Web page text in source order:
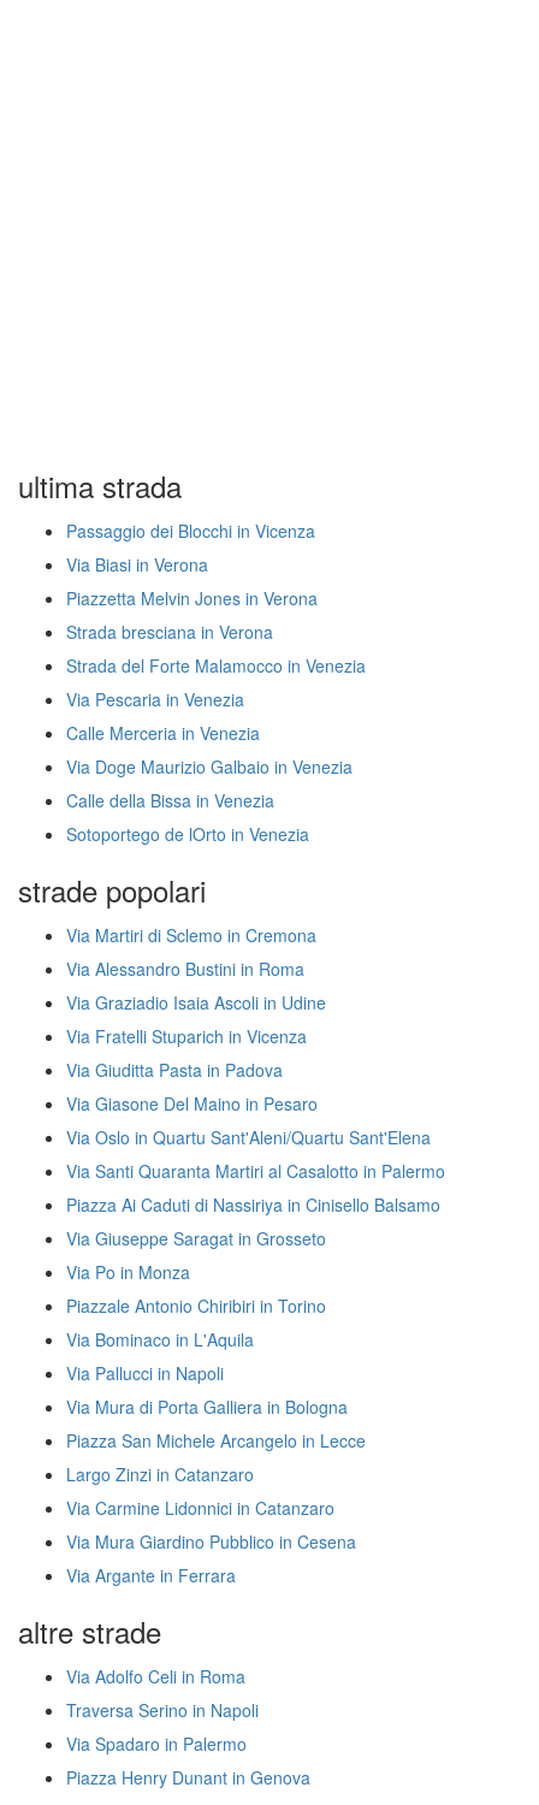
ultima strada
Passaggio dei Blocchi in Vicenza
Via Biasi in Verona
Piazzetta Melvin Jones in Verona
Strada bresciana in Verona
Strada del Forte Malamocco in Venezia
Via Pescaria in Venezia
Calle Merceria in Venezia
Via Doge Maurizio Galbaio in Venezia
Calle della Bissa in Venezia
Sotoportego de lOrto in Venezia
strade popolari
Via Martiri di Sclemo in Cremona
Via Alessandro Bustini in Roma
Via Graziadio Isaia Ascoli in Udine
Via Fratelli Stuparich in Vicenza
Via Giuditta Pasta in Padova
Via Giasone Del Maino in Pesaro
Via Oslo in Quartu Sant'Aleni/Quartu Sant'Elena
Via Santi Quaranta Martiri al Casalotto in Palermo
Piazza Ai Caduti di Nassiriya in Cinisello Balsamo
Via Giuseppe Saragat in Grosseto
Via Po in Monza
Piazzale Antonio Chiribiri in Torino
Via Bominaco in L'Aquila
Via Pallucci in Napoli
Via Mura di Porta Galliera in Bologna
Piazza San Michele Arcangelo in Lecce
Largo Zinzi in Catanzaro
Via Carmine Lidonnici in Catanzaro
Via Mura Giardino Pubblico in Cesena
Via Argante in Ferrara
altre strade
Via Adolfo Celi in Roma
Traversa Serino in Napoli
Via Spadaro in Palermo
Piazza Henry Dunant in Genova